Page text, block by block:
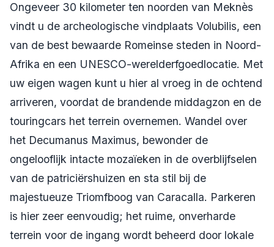
Ongeveer 30 kilometer ten noorden van Meknès
vindt u de archeologische vindplaats Volubilis, een
van de best bewaarde Romeinse steden in Noord-
Afrika en een UNESCO-werelderfgoedlocatie. Met
uw eigen wagen kunt u hier al vroeg in de ochtend
arriveren, voordat de brandende middagzon en de
touringcars het terrein overnemen. Wandel over
het Decumanus Maximus, bewonder de
ongelooflijk intacte mozaïeken in de overblijfselen
van de patriciërshuizen en sta stil bij de
majestueuze Triomfboog van Caracalla. Parkeren
is hier zeer eenvoudig; het ruime, onverharde
terrein voor de ingang wordt beheerd door lokale